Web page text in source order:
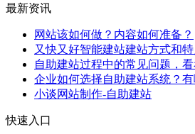
最新资讯
网站该如何做？内容如何准备？
又快又好智能建站建站方式和
自助建站过程中的常见问题，看
企业如何选择自助建站系统？有
小谈网站制作-自助建站
快速入口